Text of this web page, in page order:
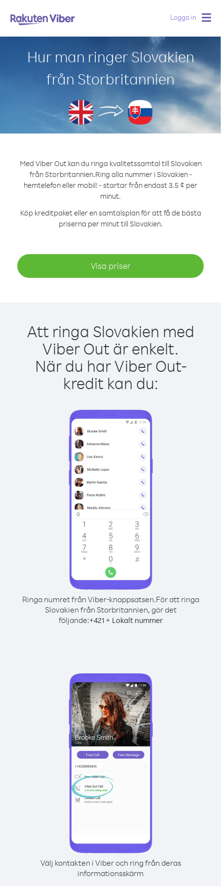
Logga in
Hur man ringer Slovakien
från Storbritannien
Med Viber Out kan du ringa kvalitetssamtal till Slovakien
från Storbritannien.Ring alla nummer i Slovakien -
hemtelefon eller mobil! - startar från endast 3.5 ¢ per
minut.
Köp kreditpaket eller en samtalsplan för att få de bästa
priserna per minut till Slovakien.
Visa priser
Att ringa Slovakien med
Viber Out är enkelt.
När du har Viber Out-
kredit kan du:
Ringa numret från Viber-knappsatsen.För att ringa
Slovakien från Storbritannien, gör det
följande:+421+ Lokalt nummer
Välj kontakten i Viber och ring från deras
informationsskärm